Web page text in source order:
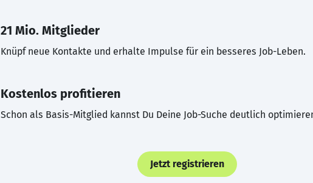
21 Mio. Mitglieder
Knüpf neue Kontakte und erhalte Impulse für ein besseres Job-Leben.
Kostenlos profitieren
Schon als Basis-Mitglied kannst Du Deine Job-Suche deutlich
Jetzt registrieren